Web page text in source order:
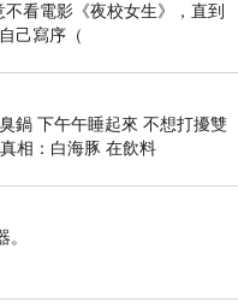
看電影《夜校女生》，直到
己寫序（
鍋 下午午睡起來 不想打擾雙
相：白海豚 在飲料